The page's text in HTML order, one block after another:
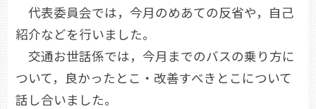
代表委員会では，今月のめあての反省や，自己
紹介などを行いました。
交通お世話係では，今月までのバスの乗り方に
ついて，良かったとこ・改善すべきとこについて
話し合いました。